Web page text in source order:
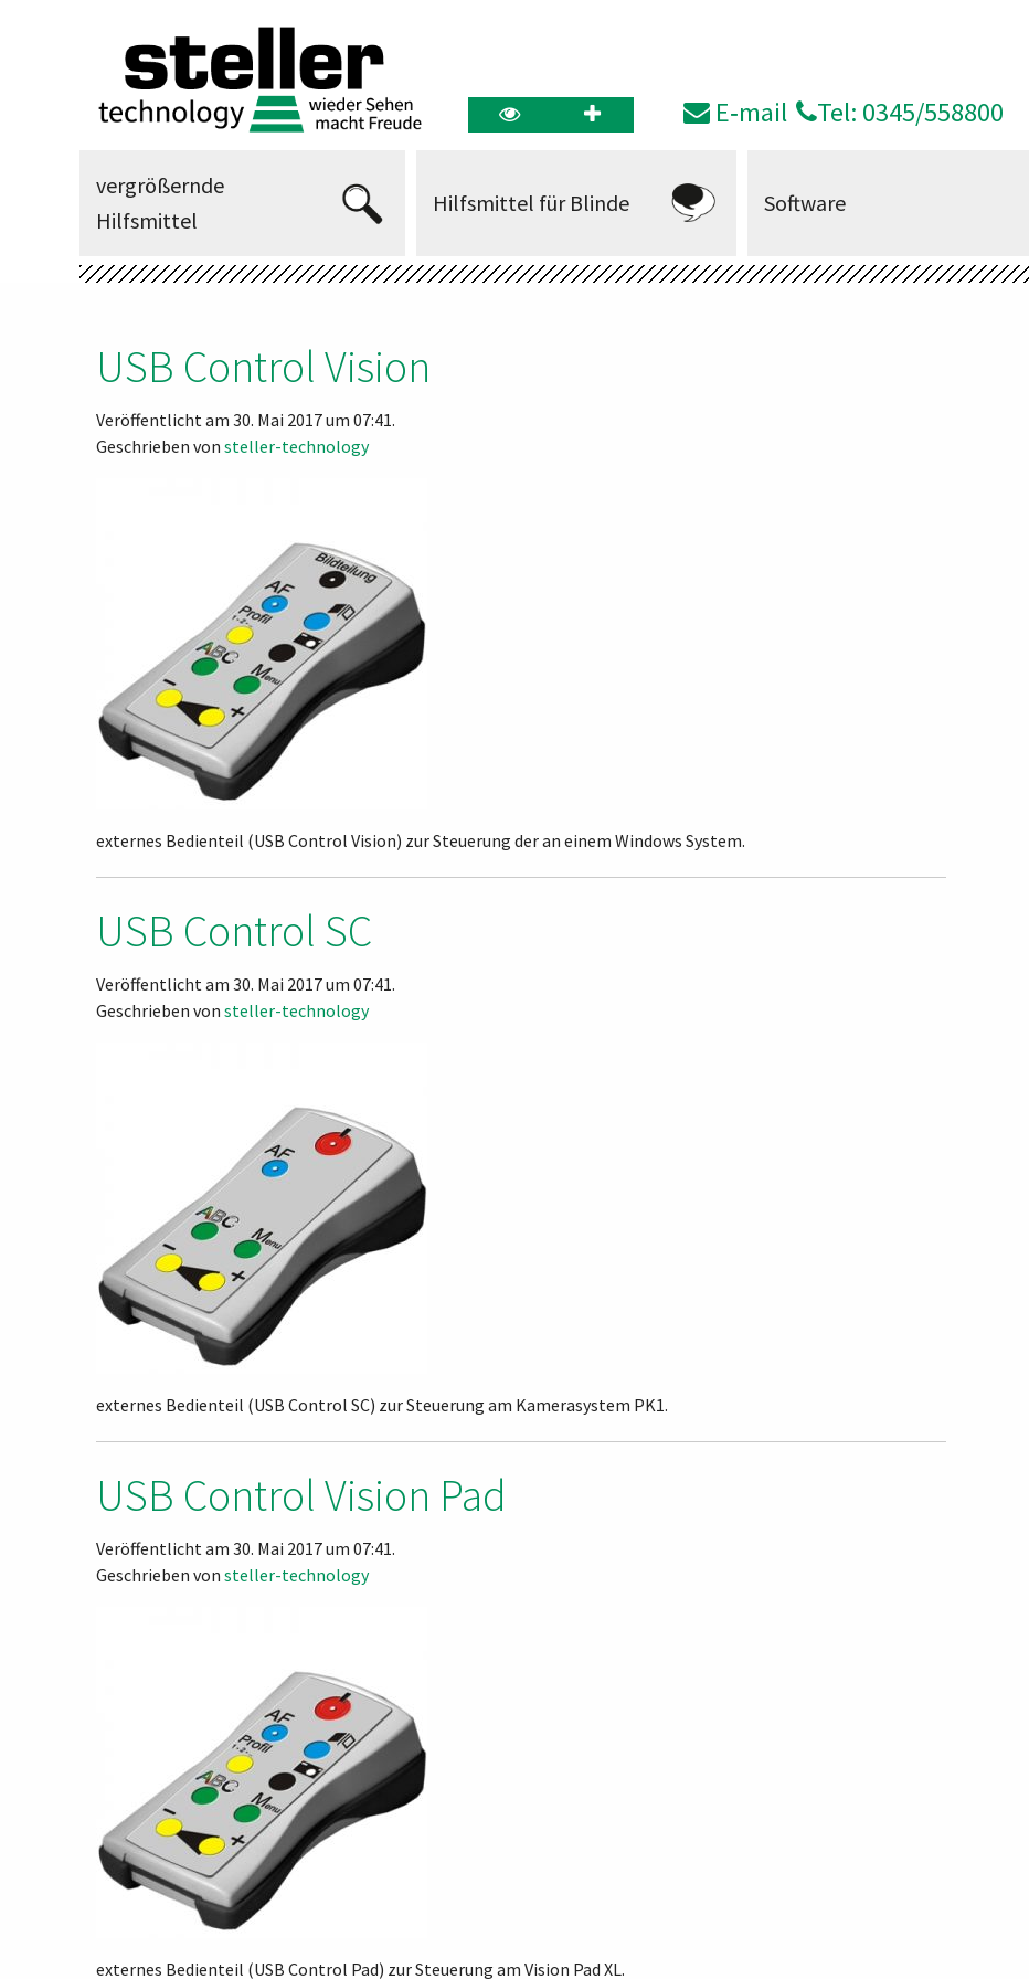
E‑mail Tel: 0345/558800
vergrößernde
Hilfsmittel
Hilfsmittel für Blinde Software
USB Control Vision
Veröffentlicht am 30. Mai 2017 um 07:41.
Geschrieben von steller-technology
externes Bedienteil (USB Control Vision) zur Steuerung der an einem Windows System.
USB Control SC
Veröffentlicht am 30. Mai 2017 um 07:41.
Geschrieben von steller-technology
externes Bedienteil (USB Control SC) zur Steuerung am Kamerasystem PK1.
USB Control Vision Pad
Veröffentlicht am 30. Mai 2017 um 07:41.
Geschrieben von steller-technology
externes Bedienteil (USB Control Pad) zur Steuerung am Vision Pad XL.